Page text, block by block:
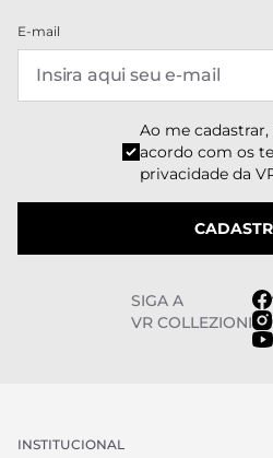
E-mail
Ao me
acordo com os
privacidade da
SIGA A
VR COLLEZIONI
INSTITUCIONAL